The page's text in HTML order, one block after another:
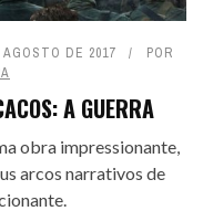
AGOSTO DE 2017
POR
A GUERRA
obra impressionante,
arcos narrativos de